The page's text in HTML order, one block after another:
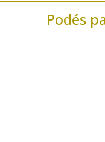
Podés